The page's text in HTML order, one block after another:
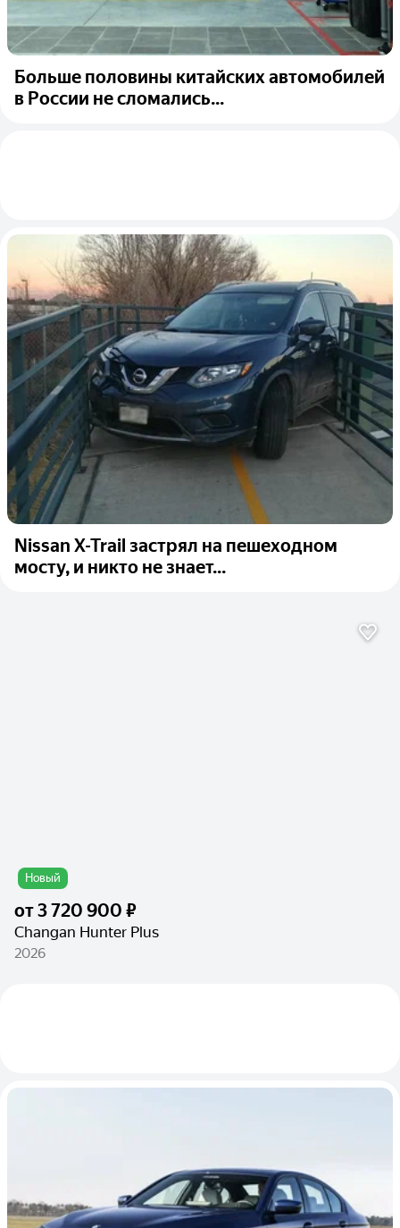
Больше половины китайских автомобилей
в России не сломались...
Nissan X-Trail застрял на пешеходном
мосту, и никто не знает...
Новый
от3 720 900 ₽
Changan Hunter Plus
2026